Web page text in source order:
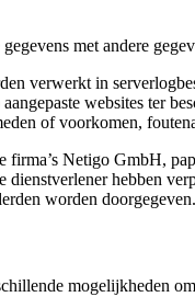
met andere
verwerkt in
websites ter
of voorkomen,
firma’s Netigo GmbH,
hebben
worden
mogelijkheden